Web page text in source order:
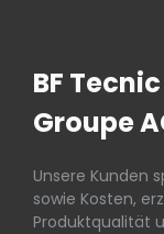
BF Tecnic
Groupe
Unsere Kunden
sowie Kosten,
Produktqualität